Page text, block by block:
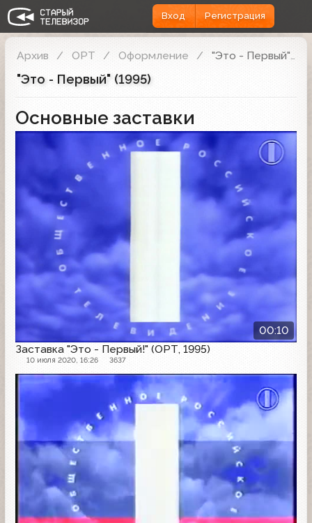
Вход Регистрация
Архив ОРТ Оформление "Это - Первый" (1995)
"Это - Первый" (1995)
Основные заставки
00:10
Заставка "Это - Первый!" (ОРТ, 1995)
10 июля 2020, 16:26 3637